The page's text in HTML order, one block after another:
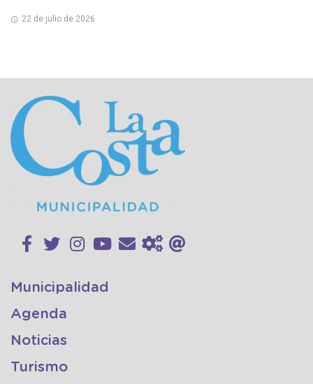
22 de julio de 2026
Municipalidad
Agenda
Noticias
Turismo